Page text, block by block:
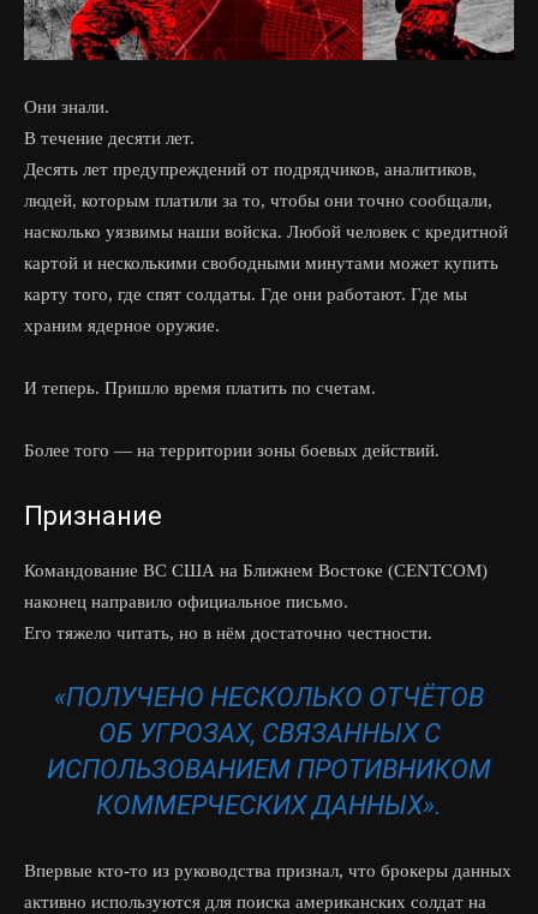
Они знали.
В течение десяти лет.
Десять лет предупреждений от подрядчиков, аналитиков,
людей, которым платили за то, чтобы они точно сообщали,
насколько уязвимы наши войска. Любой человек с кредитной
картой и несколькими свободными минутами может купить
карту того, где спят солдаты. Где они работают. Где мы
храним ядерное оружие.
И теперь. Пришло время платить по счетам.
Более того — на территории зоны боевых действий.
Признание
Командование ВС США на Ближнем Востоке (CENTCOM)
наконец направило официальное письмо.
Его тяжело читать, но в нём достаточно честности.
«ПОЛУЧЕНО НЕСКОЛЬКО ОТЧЁТОВ
ОБ УГРОЗАХ, СВЯЗАННЫХ С
ИСПОЛЬЗОВАНИЕМ ПРОТИВНИКОМ
КОММЕРЧЕСКИХ ДАННЫХ».
Впервые кто-то из руководства признал, что брокеры данных
активно используются для поиска американских солдат на